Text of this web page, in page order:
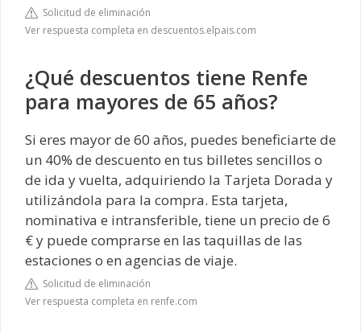
Solicitud de eliminación
Ver respuesta completa en descuentos.elpais.com
¿Qué descuentos tiene Renfe
para mayores de 65 años?
Si eres mayor de 60 años, puedes beneficiarte de
un 40% de descuento en tus billetes sencillos o
de ida y vuelta, adquiriendo la Tarjeta Dorada y
utilizándola para la compra. Esta tarjeta,
nominativa e intransferible, tiene un precio de 6
€ y puede comprarse en las taquillas de las
estaciones o en agencias de viaje.
Solicitud de eliminación
Ver respuesta completa en renfe.com